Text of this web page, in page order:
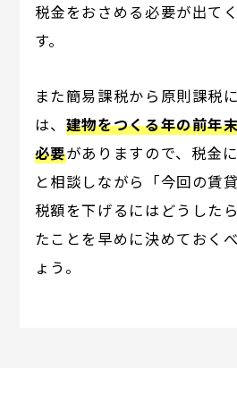
税金をおさめる必要が出て
す。
また簡易課税から原則課税
は、 建物をつくる年の前年
必要がありますので、税金
と相談しながら「今回の賃
税額を下げるにはどうした
たことを早めに決めておく
ょう。